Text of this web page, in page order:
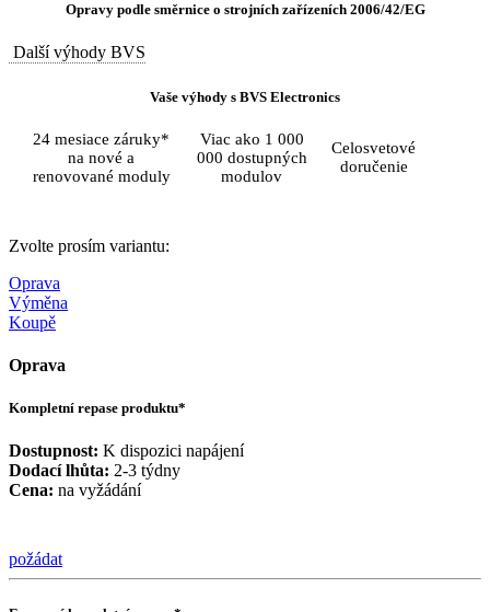
Opravy podle směrnice o strojních zařízeních 2006/42/EG
Další výhody BVS
Vaše výhody s BVS Electronics
24 mesiace záruky*
na nové a
renovované moduly
Viac ako 1 000
000 dostupných
modulov
Celosvetové
doručenie
Zvolte prosím variantu:
Oprava
Výměna
Koupě
Oprava
Kompletní repase produktu*
Dostupnost: K dispozici napájení
Dodací lhůta: 2-3 týdny
Cena: na vyžádání
požádat